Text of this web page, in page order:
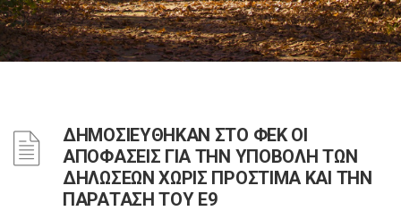
ΔΗΜΟΣΙΕΥΘΗΚΑΝ ΣΤΟ ΦΕΚ ΟΙ
ΑΠΟΦΑΣΕΙΣ ΓΙΑ ΤΗΝ ΥΠΟΒΟΛΗ ΤΩΝ
ΔΗΛΩΣΕΩΝ ΧΩΡΙΣ ΠΡΟΣΤΙΜΑ ΚΑΙ ΤΗΝ
ΠΑΡΑΤΑΣΗ ΤΟΥ Ε9